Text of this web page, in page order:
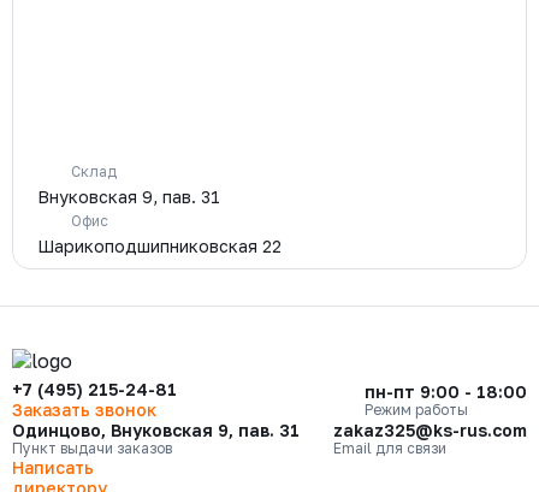
Склад
Внуковская 9, пав. 31
Офис
Шарикоподшипниковская 22
+7 (495) 215-24-81
Заказать звонок
пн-пт 9:00 - 18:00
Режим работы
Одинцово, Внуковская 9, пав. 31
Пункт выдачи заказов
zakaz325@ks-rus.com
Email для связи
Написать
директору